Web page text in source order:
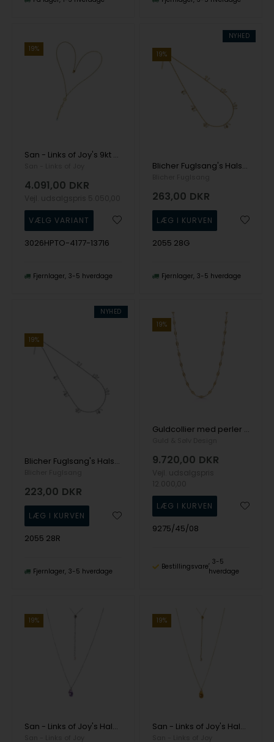
19%
San - Links of Joy's 9kt halskæde med Ferskvandsperler & Topas 40 - 50 cm
4.091,00 DKR
3026HPTO-4177-13716
Fjernlager 3-5 hverdage
NYHED
19%
Blicher Fuglsang's Halskæde i stål, belagt med 14 K guld
263,00 DKR
2055 28G
Fjernlager 3-5 hverdage
NYHED
19%
Blicher Fuglsang's Halskæde i stål med ferskvandskulturperle
223,00 DKR
2055 28R
Fjernlager 3-5 hverdage
19%
Guldcollier med perler 8kt 45cm
9.720,00 DKR
9275/45/08
Bestillingsvare
3-5
hverdage
19%
San - Links of Joy's Halskæde i rhodineret sterlingsølv med pink ametyst - More than one 80cm
19%
San - Links of Joy's Halskæde i forgyldt sterlingsølv med citrin - More than one 80cm